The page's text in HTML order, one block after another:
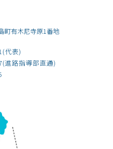
町有木尼寺原1番地
(代表)
(進路指導部直通)